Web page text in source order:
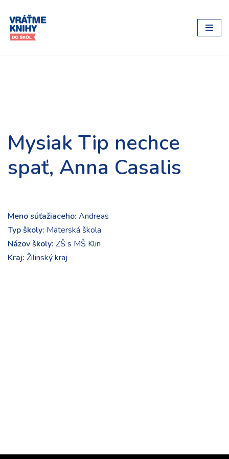
Preskočiť
na
Mysiak Tip nechce
spať, Anna Casalis
Meno súťažiaceho: Andreas
Typ školy: Materská škola
Názov školy: ZŠ s MŠ Klin
Kraj: Žilinský kraj